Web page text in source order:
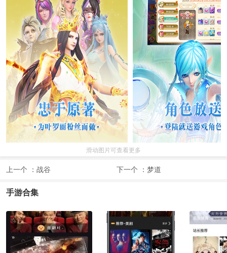
滑动图片可查看更多
上一个 ： 战谷 下一个 ： 梦道
手游合集